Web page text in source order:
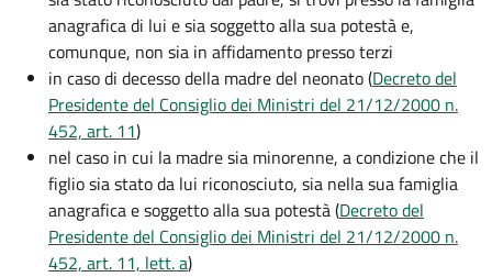
anagrafica di lui e sia soggetto alla sua potestà e,
comunque, non sia in affidamento presso terzi
in caso di decesso della madre del neonato (Decreto del
Presidente del Consiglio dei Ministri del 21/12/2000 n.
452, art. 11)
nel caso in cui la madre sia minorenne, a condizione che il
figlio sia stato da lui riconosciuto, sia nella sua famiglia
anagrafica e soggetto alla sua potestà (Decreto del
Presidente del Consiglio dei Ministri del 21/12/2000 n.
452, art. 11, lett. a)